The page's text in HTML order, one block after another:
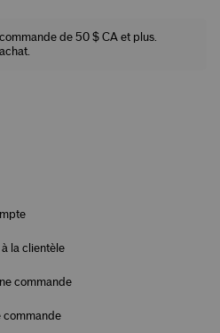
de 50 $ CA et plus.
la clientèle
commande
commande